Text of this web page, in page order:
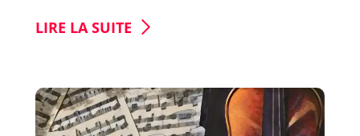
LIRE LA SUITE